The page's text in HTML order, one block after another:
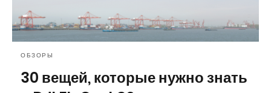
ОБЗОРЫ
30 вещей, которые нужно знать